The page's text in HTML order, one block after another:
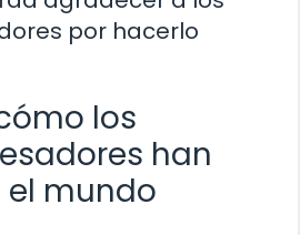
por hacerlo
los
han
mundo